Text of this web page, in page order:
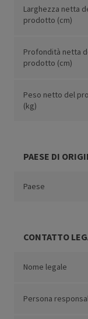
Larghezza netta
prodotto (cm)
Profondità netta
prodotto (cm)
Peso netto del
(kg)
PAESE DI
Paese
CONTATTO
Nome legale
Persona